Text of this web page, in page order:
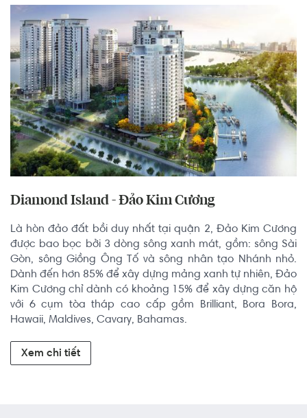
Diamond Island - Đảo Kim Cương
Là hòn đảo đất bồi duy nhất tại quận 2, Đảo Kim Cương
được bao bọc bởi 3 dòng sông xanh mát, gồm: sông Sài
Gòn, sông Giồng Ông Tố và sông nhân tạo Nhánh nhỏ.
Dành đến hơn 85% để xây dựng mảng xanh tự nhiên, Đảo
Kim Cương chỉ dành có khoảng 15% để xây dựng căn hộ
với 6 cụm tòa tháp cao cấp gồm Brilliant, Bora Bora,
Hawaii, Maldives, Cavary, Bahamas.
Xem chi tiết